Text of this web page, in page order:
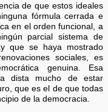
de que estos ideales
fórmula cerrada e
en el orden funcional, a
parcial sistema de
que se haya mostrado
sociales, es
genuina. Esa
dista mucho de estar
que es el de que todas
de la democracia.